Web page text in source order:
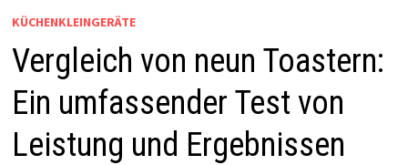
KÜCHENKLEINGERÄTE
Vergleich von neun Toastern:
Ein umfassender Test von
Leistung und Ergebnissen